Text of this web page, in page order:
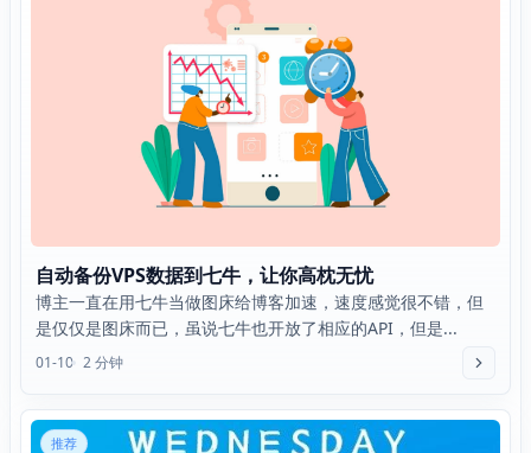
自动备份VPS数据到七牛，让你高枕无忧
博主一直在用七牛当做图床给博客加速，速度感觉很不错，但
是仅仅是图床而已，虽说七牛也开放了相应的API，但是...
01-10 2 分钟
推荐